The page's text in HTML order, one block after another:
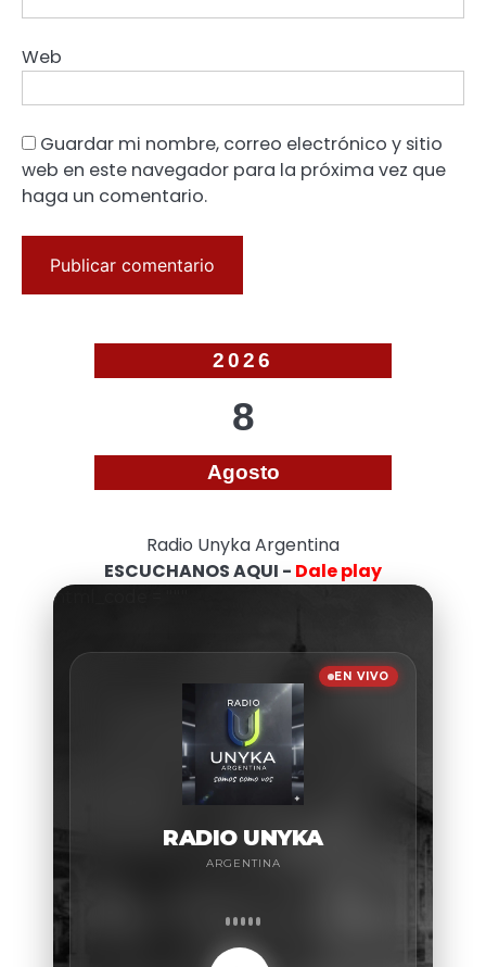
Web
Guardar mi nombre, correo electrónico y sitio
web en este navegador para la próxima vez que
haga un comentario.
2026
8
Agosto
Radio Unyka Argentina
ESCUCHANOS AQUI - Dale play